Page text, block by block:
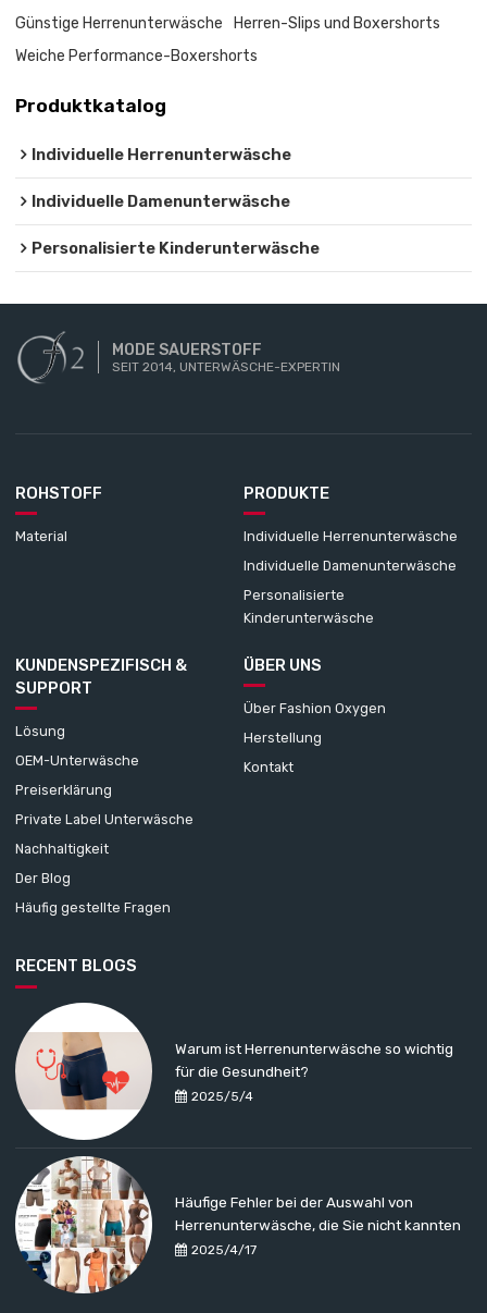
Günstige Herrenunterwäsche
Herren-Slips und Boxershorts
Weiche Performance-Boxershorts
Produktkatalog
Individuelle Herrenunterwäsche
Individuelle Damenunterwäsche
Personalisierte Kinderunterwäsche
MODE SAUERSTOFF
SEIT 2014, UNTERWÄSCHE-EXPERTIN
ROHSTOFF
Material
PRODUKTE
Individuelle Herrenunterwäsche
Individuelle Damenunterwäsche
Personalisierte
Kinderunterwäsche
KUNDENSPEZIFISCH &
SUPPORT
Lösung
OEM-Unterwäsche
Preiserklärung
Private Label Unterwäsche
Nachhaltigkeit
Der Blog
Häufig gestellte Fragen
ÜBER UNS
Über Fashion Oxygen
Herstellung
Kontakt
RECENT BLOGS
2025/5/4
Warum ist Herrenunterwäsche so wichtig
für die Gesundheit?
2025/4/17
Häufige Fehler bei der Auswahl von
Herrenunterwäsche, die Sie nicht kannten